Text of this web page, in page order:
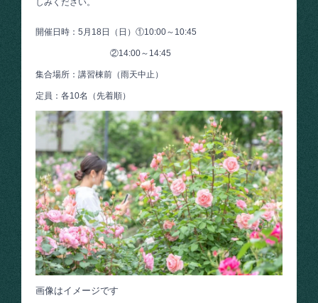
しみください。
開催日時：5月18日（日）①10:00～10:45
②14:00～14:45
集合場所：講習棟前（雨天中止）
定員：各10名（先着順）
画像はイメージです